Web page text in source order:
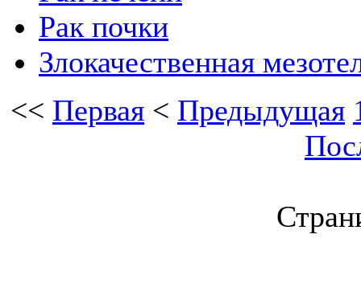
Рак почки
Злокачественная
<< Первая < Предыдущая